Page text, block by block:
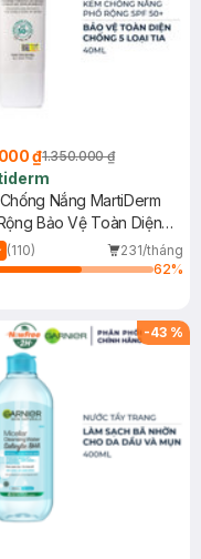
₫1.350.000 ₫
Nắng MartiDerm
Bảo Vệ Toàn Diện
(110)
231/tháng
62%
-43 %